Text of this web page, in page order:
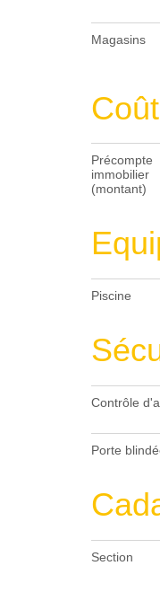
Magasins
Précompte
immobilier
(montant)
Piscine
Contrôle
Porte
Section